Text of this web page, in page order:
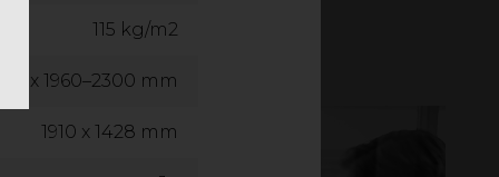
115 kg/m2
x 1960–2300 mm
1910 x 1428 mm